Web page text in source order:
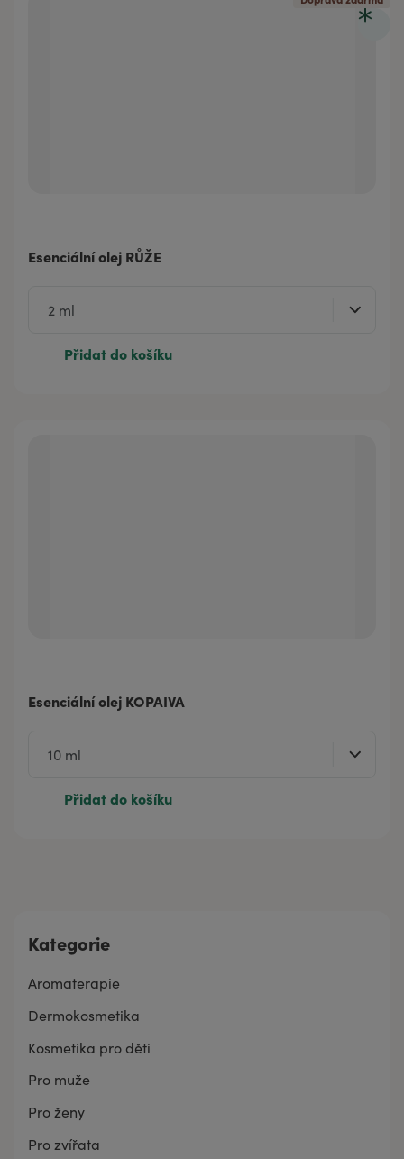
Esenciální olej RŮŽE
Přidat do košíku
Esenciální olej KOPAIVA
Přidat do košíku
Kategorie
Aromaterapie
Dermokosmetika
Kosmetika pro děti
Pro muže
Pro ženy
Pro zvířata